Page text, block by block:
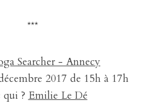
***
Searcher - Annecy
2017 de 15h à 17h
qui ? Emilie Le Dé